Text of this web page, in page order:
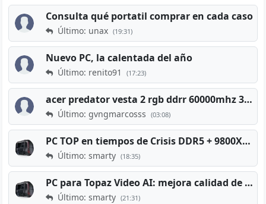
Consulta qué portatil comprar en cada caso
Último: unax (19:31)
Nuevo PC, la calentada del año
Último: renito91 (17:23)
acer predator vesta 2 rgb ddrr 60000mhz 32gb x2 16gb
Último: gvngmarcosss (03:08)
PC TOP en tiempos de Crisis DDR5 + 9800X3D + RTX 5080 [2026][2400€]
Último: smarty (18:35)
PC para Topaz Video AI: mejora calidad de vídeos viejos
Último: smarty (21:31)